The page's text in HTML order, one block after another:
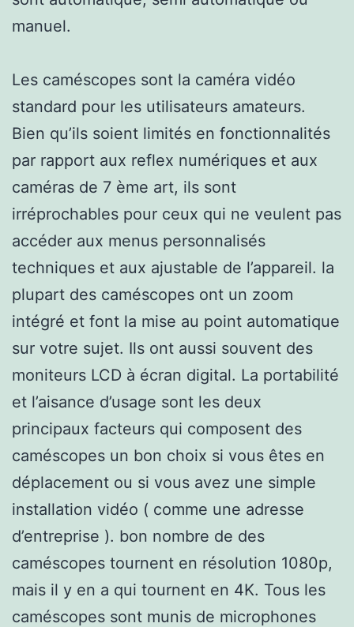
manuel.
Les caméscopes sont la caméra vidéo
standard pour les utilisateurs amateurs.
Bien qu’ils soient limités en fonctionnalités
par rapport aux reflex numériques et aux
caméras de 7 ème art, ils sont
irréprochables pour ceux qui ne veulent pas
accéder aux menus personnalisés
techniques et aux ajustable de l’appareil. la
plupart des caméscopes ont un zoom
intégré et font la mise au point automatique
sur votre sujet. Ils ont aussi souvent des
moniteurs LCD à écran digital. La portabilité
et l’aisance d’usage sont les deux
principaux facteurs qui composent des
caméscopes un bon choix si vous êtes en
déplacement ou si vous avez une simple
installation vidéo ( comme une adresse
d’entreprise ). bon nombre de des
caméscopes tournent en résolution 1080p,
mais il y en a qui tournent en 4K. Tous les
caméscopes sont munis de microphones